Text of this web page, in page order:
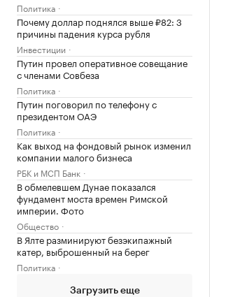
Политика
Почему доллар поднялся выше ₽82: 3
причины падения курса рубля
Инвестиции
Путин провел оперативное совещание
с членами Совбеза
Политика
Путин поговорил по телефону с
президентом ОАЭ
Политика
Как выход на фондовый рынок изменил
компании малого бизнеса
РБК и МСП Банк
В обмелевшем Дунае показался
фундамент моста времен Римской
империи. Фото
Общество
В Ялте разминируют безэкипажный
катер, выброшенный на берег
Политика
Загрузить еще